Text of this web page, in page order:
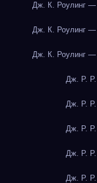
Дж. К. Роулинг —
Дж. К. Роулинг —
Дж. К. Роулинг —
Дж. Р. Р.
Дж. Р. Р.
Дж. Р. Р.
Дж. Р. Р.
Дж. Р. Р.